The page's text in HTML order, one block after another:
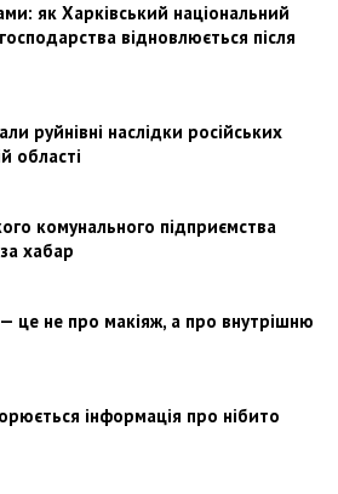
як Харківський національний
відновлюється після
руйнівні наслідки російських
області
комунального підприємства
хабар
це не про макіяж, а про внутрішню
інформація про нібито